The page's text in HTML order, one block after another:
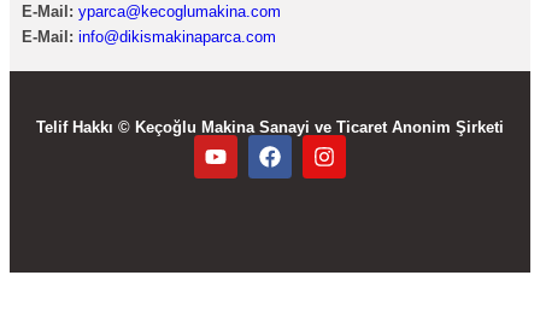
E-Mail: yparca@kecoglumakina.com
E-Mail: info@dikismakinaparca.com
Telif Hakkı © Keçoğlu Makina Sanayi ve Ticaret Anonim Şirketi